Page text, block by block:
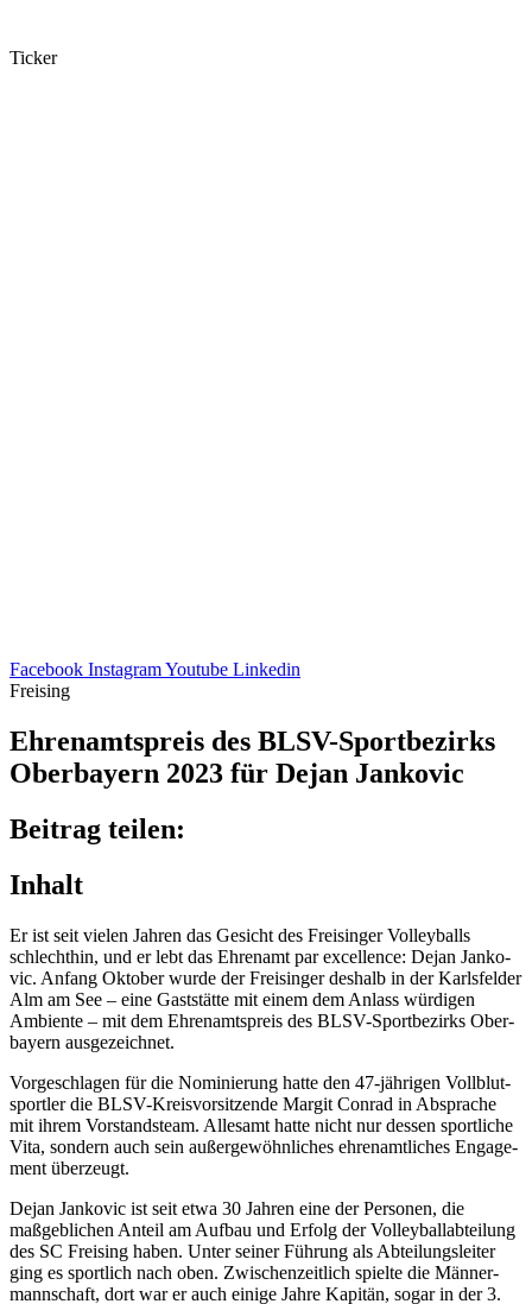
Ticker
Facebook InstagramYoutube Linkedin
Freising
Ehren­amts­preis des BLSV-Sport­be­zirks
Ober­bay­ern 2023 für Dejan Jankovic
Beitrag teilen:
Inhalt
Er ist seit vielen Jahren das Gesicht des Frei­sin­ger Volley­balls
schlecht­hin, und er lebt das Ehren­amt par excel­lence: Dejan Janko­
vic. Anfang Okto­ber wurde der Frei­sin­ger deshalb in der Karls­fel­der
Alm am See – eine Gast­stätte mit einem dem Anlass würdi­gen
Ambi­ente – mit dem Ehren­amts­preis des BLSV-Sport­be­zirks Ober­
bay­ern ausgezeichnet.
Vorge­schla­gen für die Nomi­nie­rung hatte den 47-jähri­gen Voll­blut­
sport­ler die BLSV-Kreis­vor­sit­zende Margit Conrad in Abspra­che
mit ihrem Vorstands­team. Alle­samt hatte nicht nur dessen sport­li­che
Vita, sondern auch sein außer­ge­wöhn­li­ches ehren­amt­li­ches Enga­ge­
ment überzeugt.
Dejan Janko­vic ist seit etwa 30 Jahren eine der Perso­nen, die
maßgeb­li­chen Anteil am Aufbau und Erfolg der Volley­ball­ab­tei­lung
des SC Frei­sing haben. Unter seiner Führung als Abtei­lungs­lei­ter
ging es sport­lich nach oben. Zwischen­zeit­lich spielte die Männer­
mann­schaft, dort war er auch einige Jahre Kapi­tän, sogar in der 3.